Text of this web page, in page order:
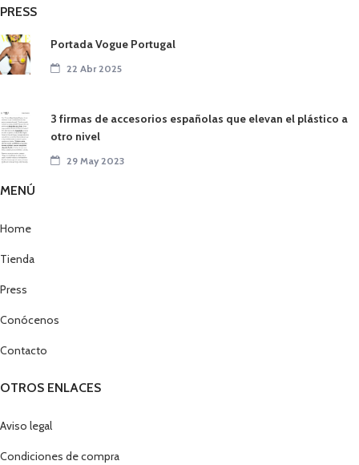
PRESS
Portada Vogue Portugal
22 Abr 2025
3 firmas de accesorios españolas que elevan el plástico a
otro nivel
29 May 2023
MENÚ
Home
Tienda
Press
Conócenos
Contacto
OTROS ENLACES
Aviso legal
Condiciones de compra